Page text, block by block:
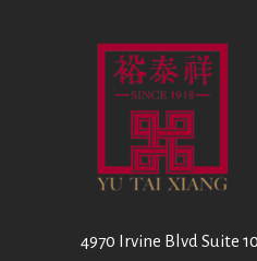
4970 Irvine Blvd Suite